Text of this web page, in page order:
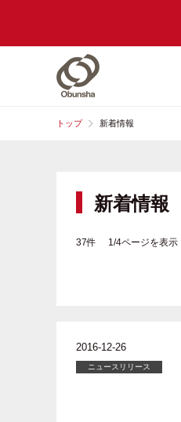
トップ 新着情報
新着情報
37件 1/4ページを表示
2016-12-26
ニュースリリース